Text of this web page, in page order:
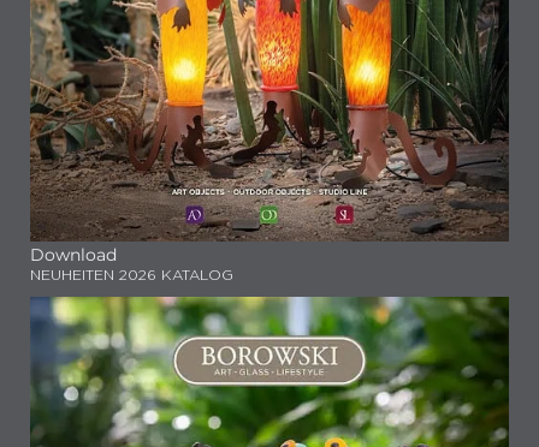
Download
NEUHEITEN 2026 KATALOG